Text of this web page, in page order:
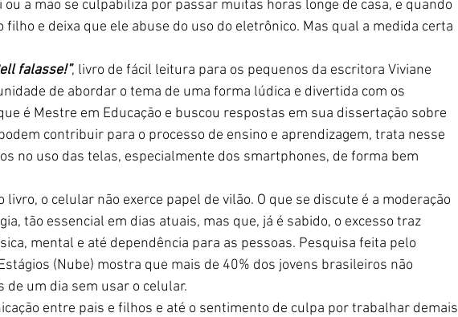
ou a mão se culpabiliza por passar muitas horas longe de casa, e quando
filho e deixa que ele abuse do uso do eletrônico. Mas qual a medida certa
falasse!”, livro de fácil leitura para os pequenos da escritora Viviane
de abordar o tema de uma forma lúdica e divertida com os
é Mestre em Educação e buscou respostas em sua dissertação sobre
contribuir para o processo de ensino e aprendizagem, trata nesse
no uso das telas, especialmente dos smartphones, de forma bem
o celular não exerce papel de vilão. O que se discute é a moderação
tão essencial em dias atuais, mas que, já é sabido, o excesso traz
mental e até dependência para as pessoas. Pesquisa feita pelo
(Nube) mostra que mais de 40% dos jovens brasileiros não
de um dia sem usar o celular.
entre pais e filhos e até o sentimento de culpa por trabalhar demais